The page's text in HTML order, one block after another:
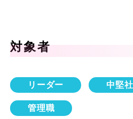
対象者
リーダー 中堅
管理職